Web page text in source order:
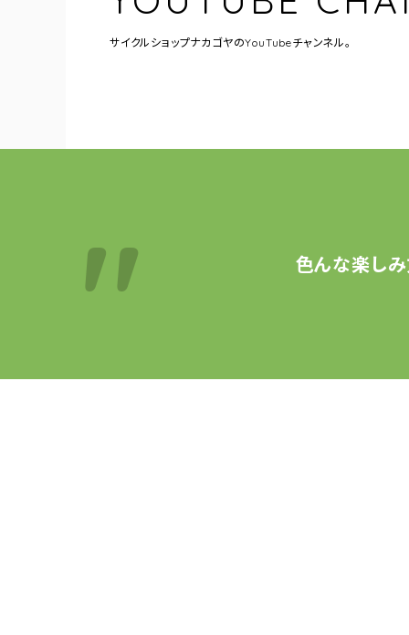
サイクルショップナカゴヤのYouTubeチャンネル。
色んな楽し